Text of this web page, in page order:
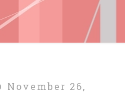
November 26,